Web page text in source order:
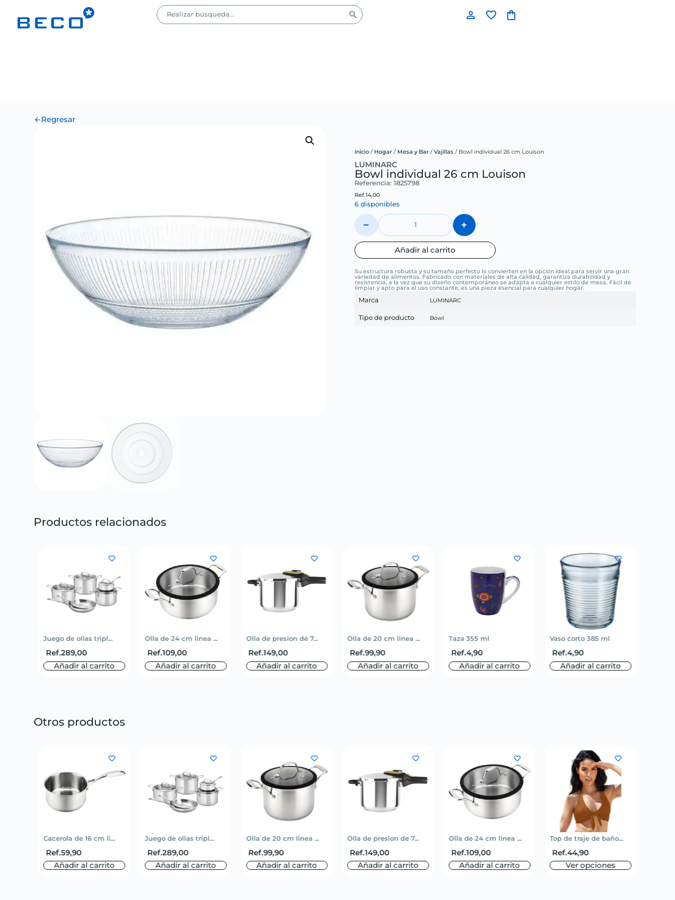
Regresar
Inicio / Hogar / Mesa y Bar /Vajillas / Bowl individual 26 cm Louison
LUMINARC
Bowl individual 26 cm Louison
Referencia: 1825798
Ref.14,00
6 disponibles
Añadir al carrito
Su estructura robusta y su tamaño perfecto lo convierten en la opción ideal para servir una gran
variedad de alimentos. Fabricado con materiales de alta calidad, garantiza durabilidad y
resistencia, a la vez que su diseño contemporáneo se adapta a cualquier estilo de mesa. Fácil de
limpiar y apto para el uso constante, es una pieza esencial para cualquier hogar.
Marca LUMINARC
Tipo de producto Bowl
Productos relacionados
Juego de ollas tripl...
Ref.289,00
Añadir al carrito
Olla de 24 cm linea ...
Ref.109,00
Añadir al carrito
Olla de presion de 7...
Ref.149,00
Añadir al carrito
Olla de 20 cm linea ...
Ref.99,90
Añadir al carrito
Taza 355 ml
Ref.4,90
Añadir al carrito
Vaso corto 385 ml
Ref.4,90
Añadir al carrito
Otros productos
Cacerola de 16 cm li...
Ref.59,90
Añadir al carrito
Juego de ollas tripl...
Ref.289,00
Añadir al carrito
Olla de 20 cm linea ...
Ref.99,90
Añadir al carrito
Olla de presion de 7...
Ref.149,00
Añadir al carrito
Olla de 24 cm linea ...
Ref.109,00
Añadir al carrito
Top de traje de baño...
Ref.44,90
Ver opciones